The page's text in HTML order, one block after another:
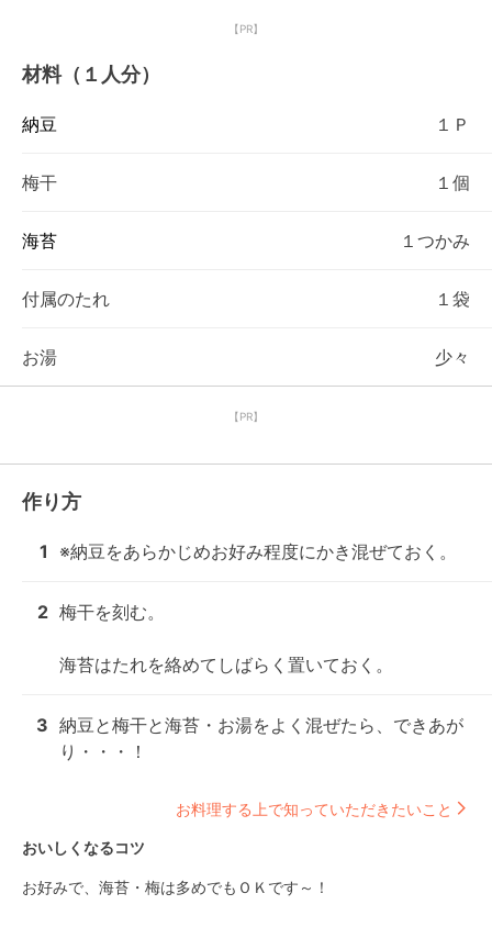
【PR】
材料（１人分）
納豆 １Ｐ
梅干 １個
海苔 １つかみ
付属のたれ １袋
お湯 少々
【PR】
作り方
1 ※納豆をあらかじめお好み程度にかき混ぜておく。
2 梅干を刻む。
海苔はたれを絡めてしばらく置いておく。
3 納豆と梅干と海苔・お湯をよく混ぜたら、できあが
り・・・！
お料理する上で知っていただきたいこと
おいしくなるコツ
お好みで、海苔・梅は多めでもＯＫです～！